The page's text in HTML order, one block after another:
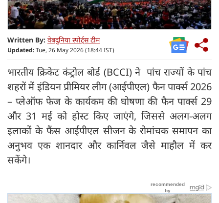
Written By: वेबदुनिया स्पोर्ट्स टीम
Updated:Tue, 26 May 2026 (18:44 IST)
भारतीय क्रिकेट कंट्रोल बोर्ड (BCCI) ने पांच राज्यों के पांच
शहरों में इंडियन प्रीमियर लीग (आईपीएल) फैन पार्क्स 2026
– प्लेऑफ फेज के कार्यकम की घोषणा की फैन पार्क्स 29
और 31 मई को होस्ट किए जाएंगे, जिससे अलग-अलग
इलाकों के फैंस आईपीएल सीजन के रोमांचक समापन का
अनुभव एक शानदार और कार्निवल जैसे माहौल में कर
सकेंगे।